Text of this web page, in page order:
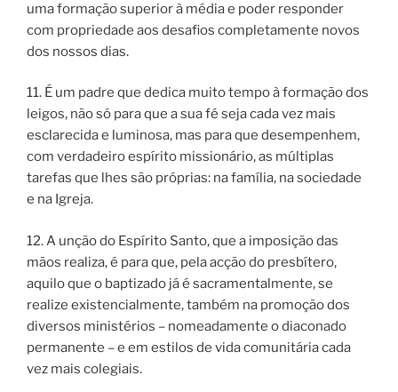
uma formação superior à média e poder responder
com propriedade aos desafios completamente novos
dos nossos dias.
11. É um padre que dedica muito tempo à formação dos
leigos, não só para que a sua fé seja cada vez mais
esclarecida e luminosa, mas para que desempenhem,
com verdadeiro espírito missionário, as múltiplas
tarefas que lhes são próprias: na família, na sociedade
e na Igreja.
12. A unção do Espírito Santo, que a imposição das
mãos realiza, é para que, pela acção do presbítero,
aquilo que o baptizado já é sacramentalmente, se
realize existencialmente, também na promoção dos
diversos ministérios – nomeadamente o diaconado
permanente – e em estilos de vida comunitária cada
vez mais colegiais.